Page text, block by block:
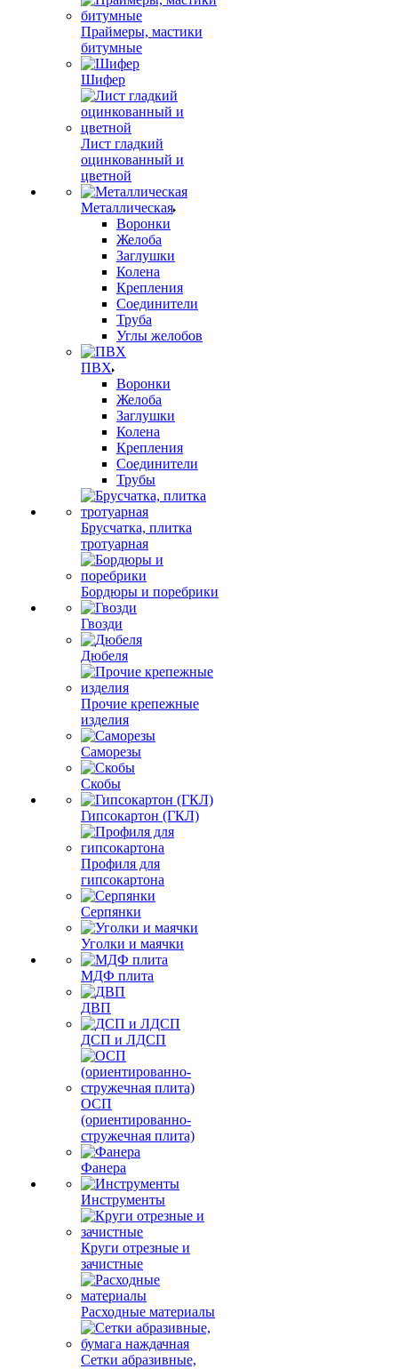
Праймеры, мастики
битумные
Шифер
Лист гладкий
оцинкованный и
цветной
Металлическая
Воронки
Желоба
Заглушки
Колена
Крепления
Соединители
Труба
Углы желобов
ПВХ
Воронки
Желоба
Заглушки
Колена
Крепления
Соединители
Трубы
Брусчатка, плитка
тротуарная
Бордюры и поребрики
Гвозди
Дюбеля
Прочие крепежные
изделия
Саморезы
Скобы
Гипсокартон (ГКЛ)
Профиля для
гипсокартона
Серпянки
Уголки и маячки
МДФ плита
ДВП
ДСП и ЛДСП
ОСП
(ориентированно-
стружечная плита)
Фанера
Инструменты
Круги отрезные и
зачистные
Расходные материалы
Сетки абразивные,